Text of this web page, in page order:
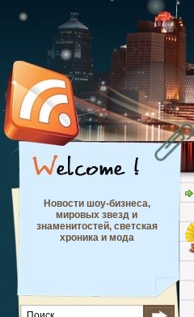
Новости шоу-бизнеса,
мировых звезд и
знаменитостей, светская
хроника и мода